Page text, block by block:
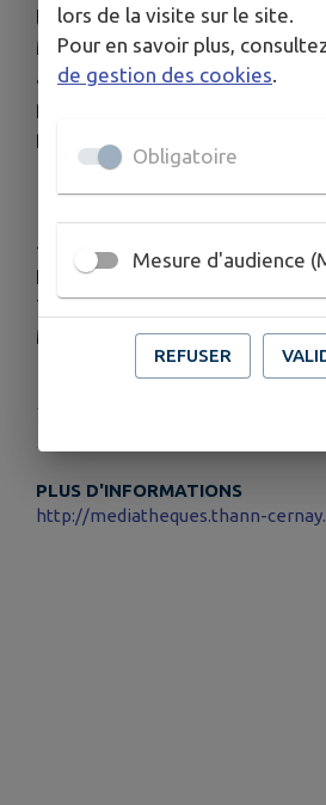
l’exposition Phoenix met en
Mai Tabakian. Ses sculptures
aux couleurs acidulées et aux
proposent une expérience
profondément sensorielle.
--
Informations complémentaires:
Téléphone : 03 89 75 40 26
Mél :
mediatheque-
PLUS D'INFORMATIONS
http://mediatheques.thann-
lors de la visite sur le site.
Pour en savoir plus,
de gestion des cookies
Obligatoire
Mesure d'audience
REFUSER